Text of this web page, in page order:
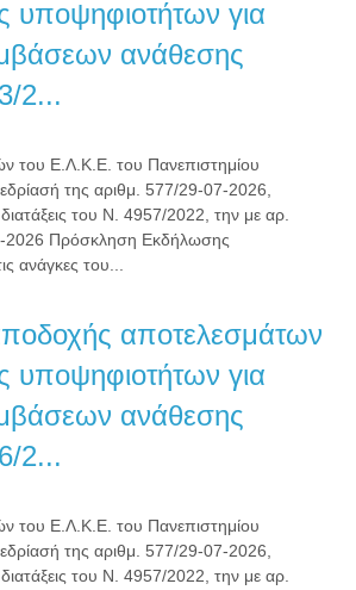
υποψηφιοτήτων για
ανάθεσης
2...
του Ε.Λ.Κ.Ε. του Πανεπιστημίου
της αριθμ. 577/29-07-2026,
του Ν. 4957/2022, την με αρ.
Πρόσκληση Εκδήλωσης
ανάγκες του...
αποτελεσμάτων
υποψηφιοτήτων για
ανάθεσης
2...
του Ε.Λ.Κ.Ε. του Πανεπιστημίου
της αριθμ. 577/29-07-2026,
του Ν. 4957/2022, την με αρ.